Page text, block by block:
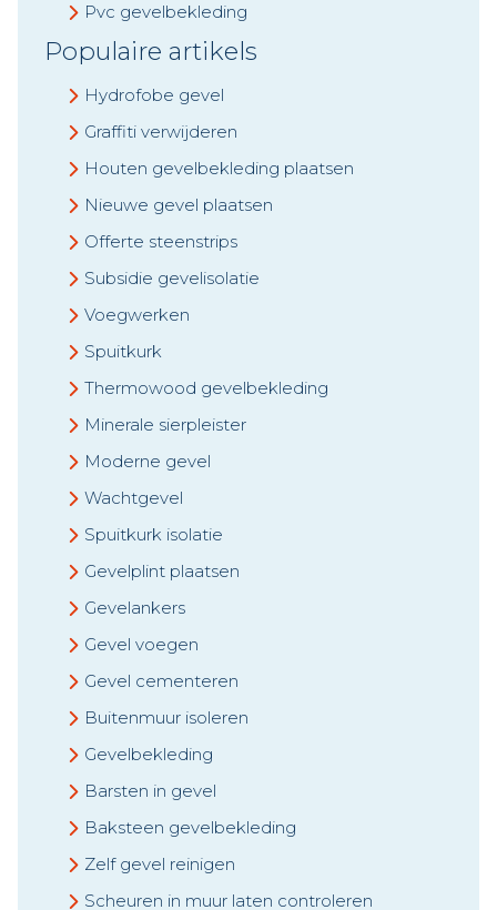
Pvc gevelbekleding
Populaire artikels
Hydrofobe gevel
Graffiti verwijderen
Houten gevelbekleding plaatsen
Nieuwe gevel plaatsen
Offerte steenstrips
Subsidie gevelisolatie
Voegwerken
Spuitkurk
Thermowood gevelbekleding
Minerale sierpleister
Moderne gevel
Wachtgevel
Spuitkurk isolatie
Gevelplint plaatsen
Gevelankers
Gevel voegen
Gevel cementeren
Buitenmuur isoleren
Gevelbekleding
Barsten in gevel
Baksteen gevelbekleding
Zelf gevel reinigen
Scheuren in muur laten controleren